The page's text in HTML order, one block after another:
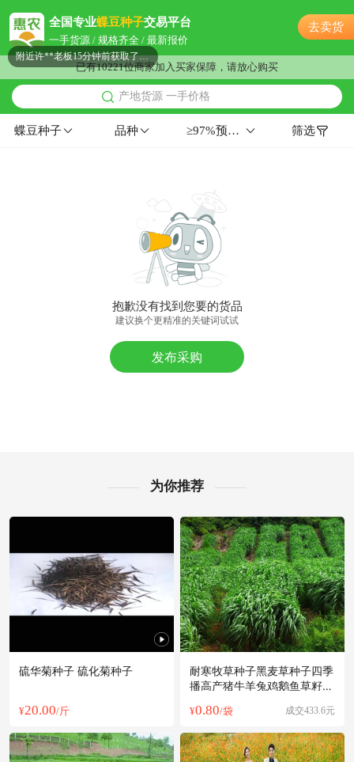
全国专业蝶豆种子交易平台
一手货源 / 规格齐全 / 最新报价
去卖货
已有10221位商家加入买家保障，请放心购买
产地货源 一手价格
随州市宋**老板51分钟前成功采购
随州市邓**老板10小时前询价供应商
附近许**老板15分钟前获取了报价
随州市许**老板11小时前询价供应商
随州市吴**老板11分钟前获取了报价
附近古**老板7小时前看了商品
附近罗**老板5分钟前成功采购
随州市戚**老板11分钟前询价供应商
附近董**老板13分钟前获取了报价
随州市高**老板19小时前询价供应商
蝶豆种子 品种 ≥97%预包装华中 筛选
抱歉没有找到您要的货品
建议换个更精准的关键词试试
发布采购
为你推荐
硫华菊种子 硫化菊种子
¥20.00/斤
耐寒牧草种子黑麦草种子四季
播高产猪牛羊兔鸡鹅鱼草籽包
¥0.80/袋 成交433.6元